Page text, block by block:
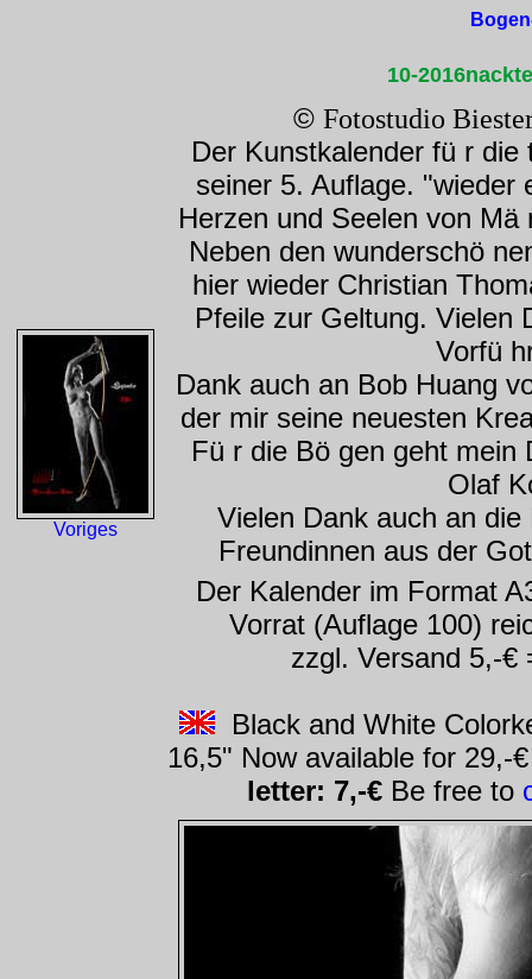
Voriges
10-
© Fotostudio
Der Kunstkalender fü r die
seiner 5. Auflage. "wieder
Herzen und Seelen von
Neben den wunderschö
hier wieder Christian
Pfeile zur Geltung. Vielen
Vorfü
Dank auch an Bob Huang
der mir seine neuesten
Fü r die Bö gen geht mein
Olaf
Vielen Dank auch an
Freundinnen aus der
Der Kalender im Format
Vorrat (Auflage 100)
zzgl. Versand 5,-€
Black and White
16,5" Now available for 29,-
letter: 7,-€ Be free to